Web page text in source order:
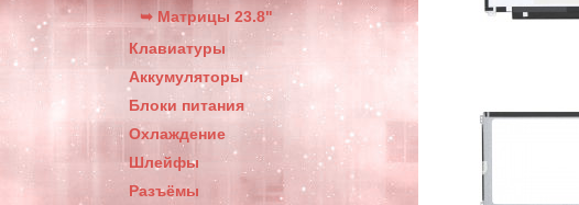
➥ Матрицы 23.8"
Клавиатуры
Аккумуляторы
Блоки питания
Охлаждение
Шлейфы
Разъёмы